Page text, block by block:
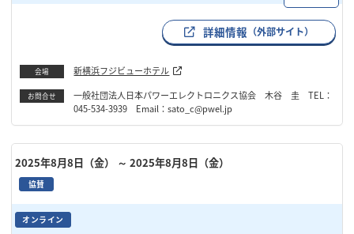
詳細情報 （外部サイト）
会場 新横浜フジビューホテル
お問合せ
一般社団法人日本パワーエレクトロニクス協会 木谷 圭 TEL：
045-534-3939 Email：sato_c@pwel.jp
2025年8月8日（金） ～ 2025年8月8日（金）
協賛
オンライン